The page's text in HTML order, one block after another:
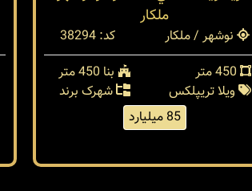
ملكار
نوشهر / ملکار
کد: 38294
بنا 450 متر
ویلا تریپلکس
شهرک برند
85 میلیارد